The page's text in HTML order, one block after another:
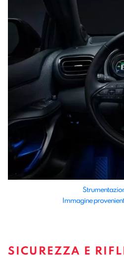
Immagine
SICUREZZA E